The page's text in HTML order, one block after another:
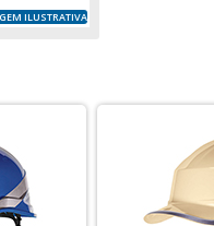
ILUSTRATIVA